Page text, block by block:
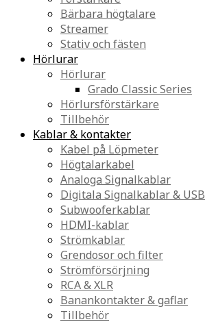
Bärbara högtalare
Streamer
Stativ och fästen
Hörlurar
Hörlurar
Grado Classic Series
Hörlursförstärkare
Tillbehör
Kablar & kontakter
Kabel på Löpmeter
Högtalarkabel
Analoga Signalkablar
Digitala Signalkablar & USB
Subwooferkablar
HDMI-kablar
Strömkablar
Grendosor och filter
Strömförsörjning
RCA & XLR
Banankontakter & gaflar
Tillbehör